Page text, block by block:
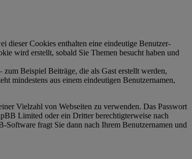
dieser Cookies enthalten eine eindeutige Benutzer-
wird erstellt, sobald Sie Themen besucht haben und
Beispiel Beiträge, die als Gast erstellt werden,
mindestens aus einem eindeutigen Benutzernamen,
Vielzahl von Webseiten zu verwenden. Das Passwort
Limited oder ein Dritter berechtigterweise nach
Software fragt Sie dann nach Ihrem Benutzernamen und